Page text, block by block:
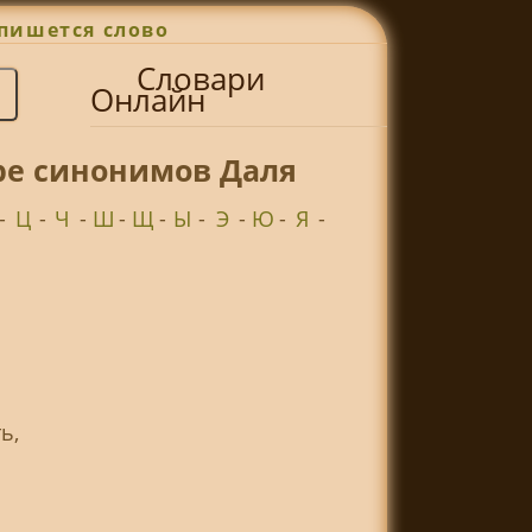
слово
Словари
Онлайн
синонимов Даля
- Ц - Ч - Ш - Щ- Ы - Э - Ю- Я -